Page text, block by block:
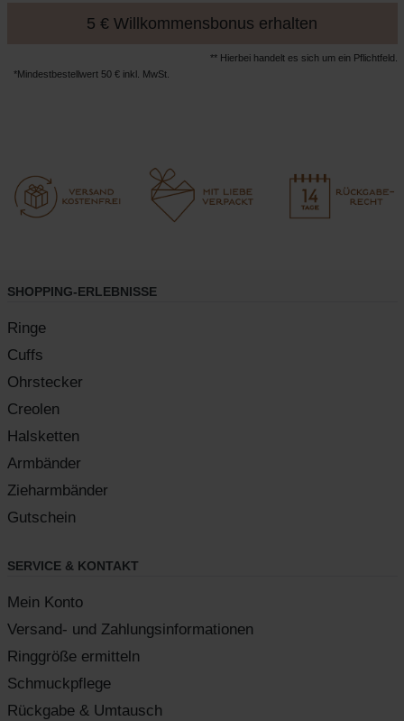
5 € Willkommensbonus erhalten
** Hierbei handelt es sich um ein Pflichtfeld.
*Mindestbestellwert 50 € inkl. MwSt.
SHOPPING-ERLEBNISSE
Ringe
Cuffs
Ohrstecker
Creolen
Halsketten
Armbänder
Zieharmbänder
Gutschein
SERVICE & KONTAKT
Mein Konto
Versand- und Zahlungsinformationen
Ringgröße ermitteln
Schmuckpflege
Rückgabe & Umtausch